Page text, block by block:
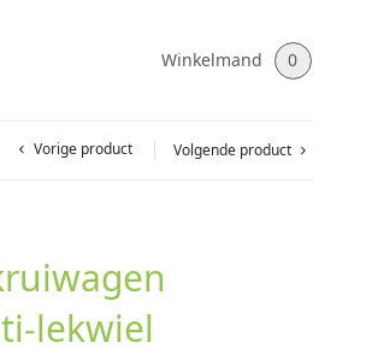
Winkelmand 0
Vorige product Volgende product
lekwiel